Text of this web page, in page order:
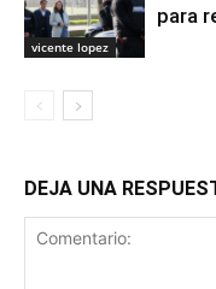
vicente lopez
para
DEJA UNA